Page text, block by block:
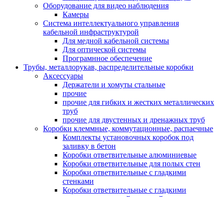
Оборудование для видео наблюдения
Камеры
Система интеллектуального управления
кабельной инфраструктурой
Для медной кабельной системы
Для оптической системы
Програмнное обеспечение
Трубы, металлорукав, распределительные коробки
Аксессуары
Держатели и хомуты стальные
прочие
прочие для гибких и жестких металлических
труб
прочие для двустенных и дренажных труб
Коробки клеммные, коммутационные, распаечные
Комплекты установочных коробок под
заливку в бетон
Коробки ответвительные алюминиевые
Коробки ответвительные для полых стен
Коробки ответвительные с гладкими
стенками
Коробки ответвительные с гладкими